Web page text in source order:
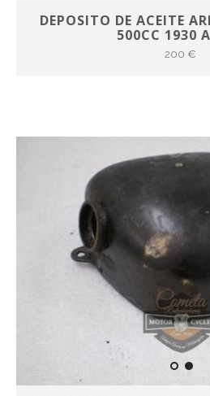
DEPOSITO DE ACEITE
500CC 1930
200 €